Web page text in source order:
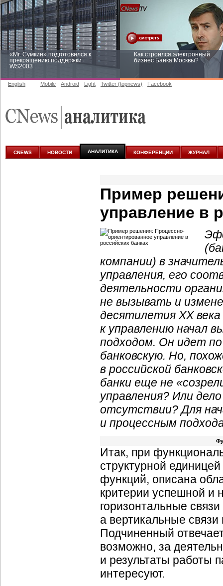
«Mr. Сумкин» подготовился к
прекращению поддержки
WS2003
Как строился электронный
бизнес Банка Москвы?
аналитике
English Mobile Android Light Twitter (topnews) Facebook
CNEWS НОВОСТИ АНАЛИТИКА КОНФЕРЕНЦИИ ЖУРНАЛ
Пример
управление в
компании) в
управления, его
деятельности
не вызывать и
десятилетия XX
к управлению начал
подходом. Он идет по
банковскую. Но,
в российской
банки еще не
управления? Или
отсутствии? Для
и процессным
Итак, при
структурной
функций, описана
критерии успешной и
горизонтальные
а вертикальные связи
Подчиненный
возможно, за
и результаты работы
интересуют.